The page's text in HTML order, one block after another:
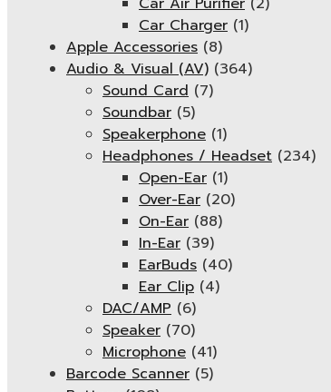
Car Charger (1)
Apple Accessories (8)
Audio & Visual (AV) (364)
Sound Card (7)
Soundbar (5)
Speakerphone (1)
Headphones / Headset (234)
Open-Ear (1)
Over-Ear (20)
On-Ear (88)
In-Ear (39)
EarBuds (40)
Ear Clip (4)
DAC/AMP (6)
Speaker (70)
Microphone (41)
Barcode Scanner (5)